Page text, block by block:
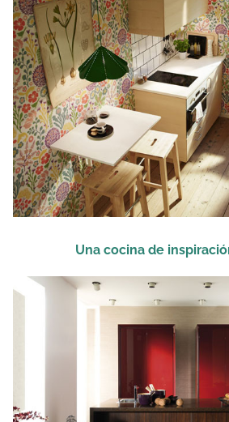
Una cocina de